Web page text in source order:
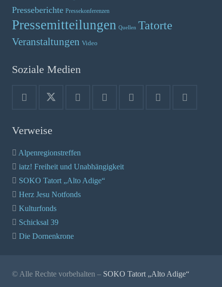
Presseberichte Pressekonferenzen
Pressemitteilungen Quellen Tatorte
Veranstaltungen Video
Soziale Medien
Verweise
Alpenregionstreffen
iatz! Freiheit und Unabhängigkeit
SOKO Tatort „Alto Adige“
Herz Jesu Notfonds
Kulturfonds
Schicksal 39
Die Dornenkrone
© Alle Rechte vorbehalten – SOKO Tatort „Alto Adige“